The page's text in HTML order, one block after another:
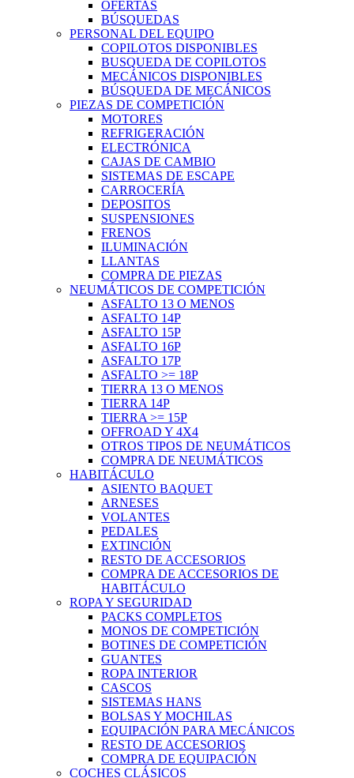
OFERTAS
BÚSQUEDAS
PERSONAL DEL EQUIPO
COPILOTOS DISPONIBLES
BUSQUEDA DE COPILOTOS
MECÁNICOS DISPONIBLES
BÚSQUEDA DE MECÁNICOS
PIEZAS DE COMPETICIÓN
MOTORES
REFRIGERACIÓN
ELECTRÓNICA
CAJAS DE CAMBIO
SISTEMAS DE ESCAPE
CARROCERÍA
DEPOSITOS
SUSPENSIONES
FRENOS
ILUMINACIÓN
LLANTAS
COMPRA DE PIEZAS
NEUMÁTICOS DE COMPETICIÓN
ASFALTO 13 O MENOS
ASFALTO 14P
ASFALTO 15P
ASFALTO 16P
ASFALTO 17P
ASFALTO >= 18P
TIERRA 13 O MENOS
TIERRA 14P
TIERRA >= 15P
OFFROAD Y 4X4
OTROS TIPOS DE NEUMÁTICOS
COMPRA DE NEUMÁTICOS
HABITÁCULO
ASIENTO BAQUET
ARNESES
VOLANTES
PEDALES
EXTINCIÓN
RESTO DE ACCESORIOS
COMPRA DE ACCESORIOS DE
HABITÁCULO
ROPA Y SEGURIDAD
PACKS COMPLETOS
MONOS DE COMPETICIÓN
BOTINES DE COMPETICIÓN
GUANTES
ROPA INTERIOR
CASCOS
SISTEMAS HANS
BOLSAS Y MOCHILAS
EQUIPACIÓN PARA MECÁNICOS
RESTO DE ACCESORIOS
COMPRA DE EQUIPACIÓN
COCHES CLÁSICOS